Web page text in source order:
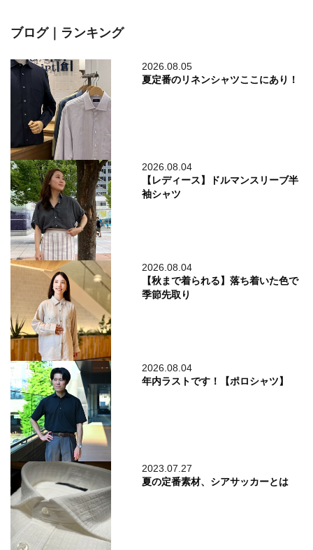
ブログ｜ランキング
2026.08.05
夏定番のリネンシャツここにあり！
2026.08.04
【レディース】ドルマンスリーブ半
袖シャツ
2026.08.04
【秋まで着られる】落ち着いた色で
季節先取り
2026.08.04
年内ラストです！【ポロシャツ】
2023.07.27
夏の定番素材、シアサッカーとは